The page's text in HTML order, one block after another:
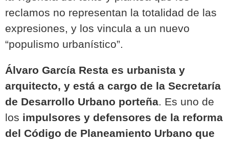
reclamos no representan la totalidad de las
expresiones, y los vincula a un nuevo
“populismo urbanístico”.
Álvaro García Resta es urbanista y
arquitecto, y está a cargo de la Secretaría
de Desarrollo Urbano porteña . Es uno de
los impulsores y defensores de la reforma
del Código de Planeamiento Urbano que